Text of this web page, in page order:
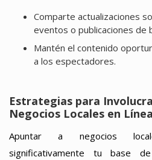
Comparte actualizaciones
eventos o publicaciones de
Mantén el contenido
a los espectadores.
Estrategias para
Negocios Locales en Línea
Apuntar a negocios
significativamente tu base